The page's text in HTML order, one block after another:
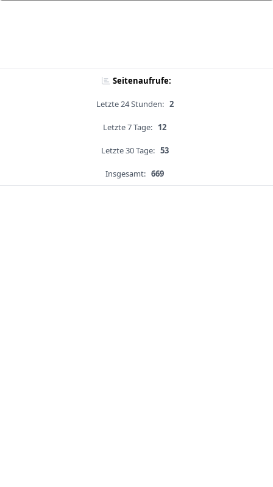
Seitenaufrufe:
Letzte 24 Stunden: 2
Letzte 7 Tage: 12
Letzte 30 Tage: 53
Insgesamt: 669